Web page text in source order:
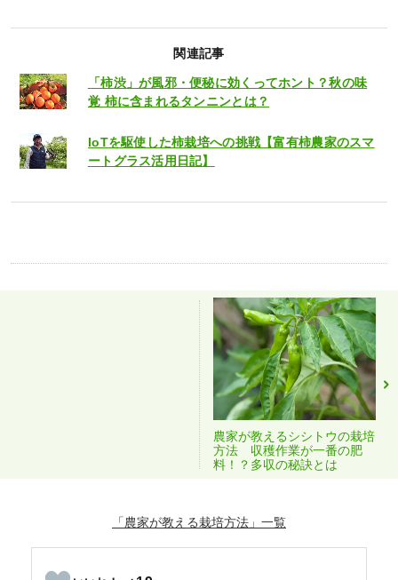
関連記事
「柿渋」が風邪・便秘に効くってホント？秋の味
覚 柿に含まれるタンニンとは？
IoTを駆使した柿栽培への挑戦【富有柿農家のスマ
ートグラス活用日記】
農家が教えるシシトウの栽培
方法 収穫作業が一番の肥
料！？多収の秘訣とは
「農家が教える栽培方法」